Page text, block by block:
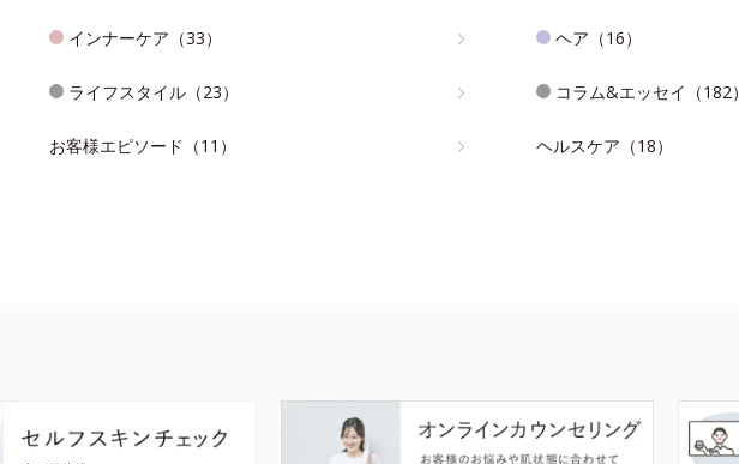
インナーケア（33） ヘア（16）
ライフスタイル（23） コラム&エッセイ（182）
お客様エピソード（11） ヘルスケア（18）